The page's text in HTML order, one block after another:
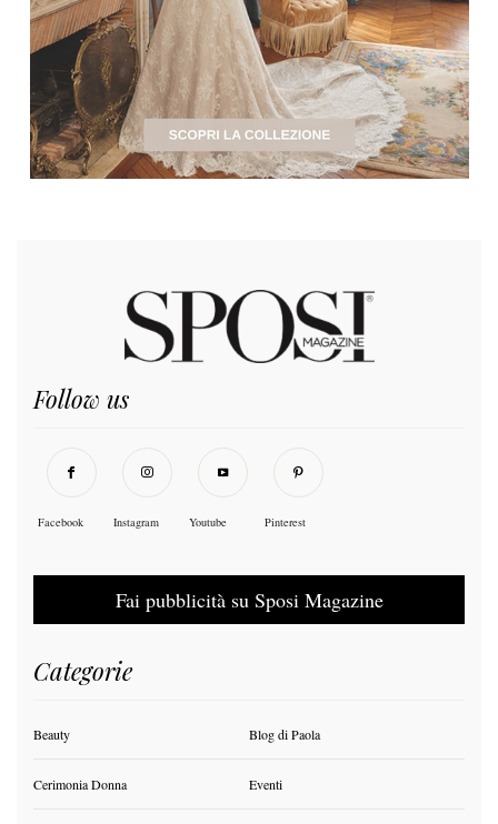
Follow us
Facebook Instagram Youtube Pinterest
Fai pubblicità su Sposi Magazine
Categorie
Beauty Blog di Paola
Cerimonia Donna Eventi